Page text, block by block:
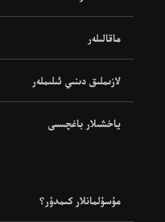
ماقالىلەر
لازىملىق دىنىي ئىلىملەر
ياخشىلار باغچىسى
مۇسۇلمانلار كىمدۇر؟